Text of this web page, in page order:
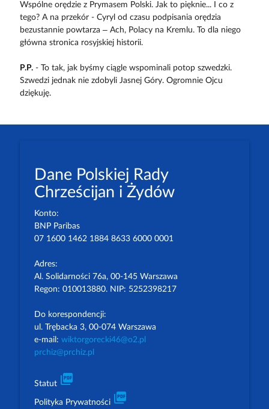
Wspólne orędzie z Prymasem Polski. Jak to pięknie... I co z
tego? A na przekór - Cyryl od czasu podpisania orędzia
bezustannie powtarza – Ach, Polacy na Kremlu. To dla niego
główna stronica rosyjskiej historii.
P.P.- To tak, jak byśmy ciągle wspominali potop szwedzki.
Szwedzi jednak nie zdobyli Jasnej Góry. Ogromnie Ojcu
dziękuję.
Dane Polskiej Rady
Chrześcijan i Żydów
Konto:
BNP Paribas
07 1600 1462 1884 8633 6000 0001
Adres:
Al. Solidarności 76a, 00-145 Warszawa
Regon: 010013880. NIP: 5252398217
Do korespondencji:
ul. Trębacka 3, 00-074 Warszawa
e-mail: wiktorgorecki46@o2.pl
prchiz@prchiz.pl
Statut picture_as_pdf
Polityka Prywatności picture_as_pdf